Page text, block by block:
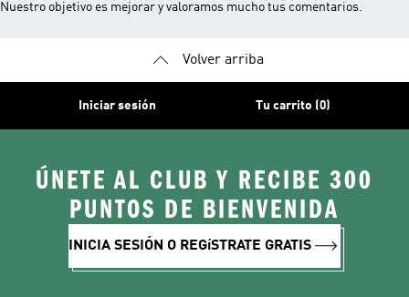
Nuestro objetivo es mejorar y valoramos mucho tus comentarios.
Volver arriba
Iniciar sesión Tu carrito (0)
ÚNETE AL CLUB Y RECIBE 300
PUNTOS DE BIENVENIDA
INICIA SESIÓN O REGíSTRATE GRATIS